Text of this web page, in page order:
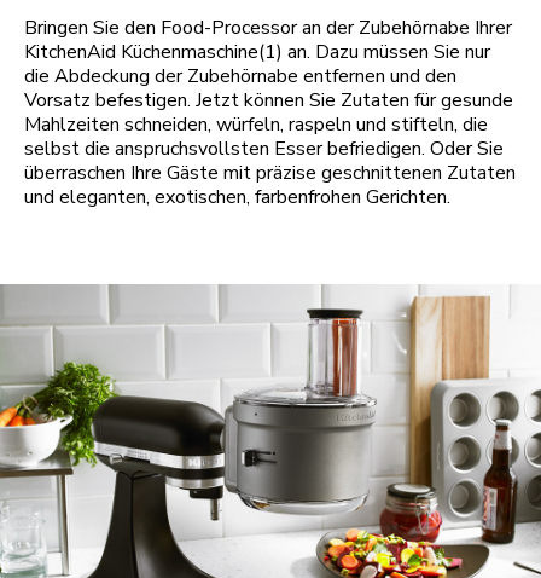
Bringen Sie den Food-Processor an der Zubehörnabe Ihrer
KitchenAid Küchenmaschine(1) an. Dazu müssen Sie nur
die Abdeckung der Zubehörnabe entfernen und den
Vorsatz befestigen. Jetzt können Sie Zutaten für gesunde
Mahlzeiten schneiden, würfeln, raspeln und stifteln, die
selbst die anspruchsvollsten Esser befriedigen. Oder Sie
überraschen Ihre Gäste mit präzise geschnittenen Zutaten
und eleganten, exotischen, farbenfrohen Gerichten.